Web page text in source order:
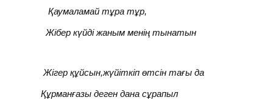
Қаумаламай тұра тұр,
Жібер күйді жаным менің тынатын
Жігер құйсын,жүйіткіп өтсін тағы да
Құрманғазы деген дана сұрапыл